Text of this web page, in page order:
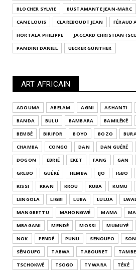
BLOCHER SYLVIE BUSTAMANTE JEAN-MARC
CANE LOUIS
CLAREBOUDT JEAN
FÉRAUD
HORTALA PHILIPPE
JACCARD CHRISTIAN
PANDINI DANIEL
UECKER GÜNTHER
ART AFRICAIN
ADOUMA ABELAM AGNI ASHANTI
BANDA
BULU BAMBARA BAMILÉKÉ
BEMBÉ
BIRIFOR BOYO BOZO
CHAMBA
CONGO DAN DAN GUÉRÉ
DOGON
EBRIÉ EKET FANG GAN
GREBO
GUÉRÉ HEMBA IJO IGBO
KISSI
KRAN KROU KUBA KUMU
LENGOLA
LIGBI LUBA LULUA
MANGBETTU
MAHONGWÉ MAMA
MBAGANI
MENDÉ MOSSI MUMUYÉ
NOK
PENDÉ PUNU SENOUFO
SÉNOUFO
TABWA TABOURET
TSCHOKWÉ
TSOGO TY WARA TÉKÉ